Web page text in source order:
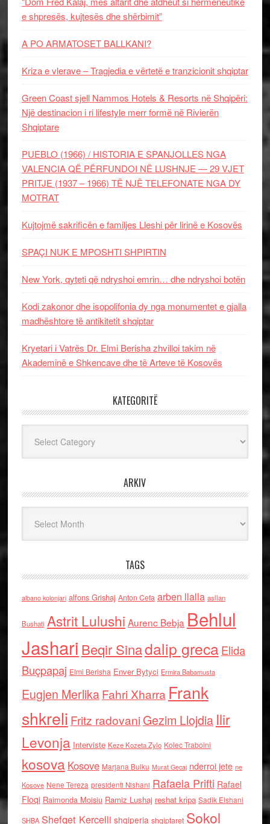
e shpresës, kujtesës dhe shërbimit”
A PO ARMATOSET BALLKANI?
Kriza e vlerave – Tragjedia e vërtetë e tranzicionit shqiptar
Green Coast sjell Nammos Hotels & Resorts në Shqipëri:
Një destinacion i ri lifestyle merr formë në Rivierën
Shqiptare
PUEBLO (1966) / HISTORIA E SPANJOLLES NGA
VALENCIA QË PËRFUNDOI NË LUSHNJE — 29 VJET
PRITJE (1937 – 1966) TË NJË TELEFONATE NGA DY
MOTRAT
Kujtojmë sakrificën e familjes Lleshi për lirinë e Kosovës
SPAÇI NUK E MPOSHTI SHPIRTIN
New York, qyteti që ndryshoi emrin… dhe ndryshoi botën
Kodi zakonor dhe isopolifonia dy nga monumentet e gjalla
madhështore të antikitetit shqiptar
Kryetari i Vatrës Dr. Elmi Berisha zhvilloi takim në
Akademinë e Shkencave dhe të Arteve të Kosovës
KATEGORITË
ARKIV
TAGS
albano kolonjari alfons Grishaj Anton Cefa arben llalla asllan
Bushati Astrit Lulushi Aurenc Bebja Behlul
Jashari Beqir Sinadalip grecaElida
Buçpapaj Elmi Berisha Enver Bytyci Ermira Babamusta
Eugjen MerlikaFahri Xharra Frank
shkreli Fritz radovaniGezim Llojdia Ilir
Levonja Interviste Keze Kozeta Zylo Kolec Traboini
kosova Kosove Marjana Bulku Murat Gecaj nderroi jete ne
Kosove Nene Tereza presidenti Nishani Rafaela Prifti Rafael
Floqi Raimonda Moisiu Ramiz Lushaj reshat kripa Sadik Elshani
SHBA Shefqet Kercelli shqiperia shqiptaret Sokol